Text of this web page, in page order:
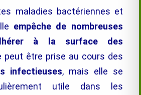
maladies bactériennes et
empêche de nombreuses
à la surface des
peut être prise au cours des
infectieuses, mais elle se
utile dans les